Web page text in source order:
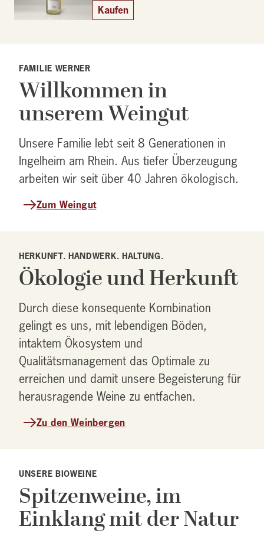
Kaufen
FAMILIE WERNER
Willkommen in
unserem Weingut
Unsere Familie lebt seit 8 Generationen in
Ingelheim am Rhein. Aus tiefer Überzeugung
arbeiten wir seit über 40 Jahren ökologisch.
Zum Weingut
HERKUNFT. HANDWERK. HALTUNG.
Ökologie und Herkunft
Durch diese konsequente Kombination
gelingt es uns, mit lebendigen Böden,
intaktem Ökosystem und
Qualitätsmanagement das Optimale zu
erreichen und damit unsere Begeisterung für
herausragende Weine zu entfachen.
Zu den Weinbergen
UNSERE BIOWEINE
Spitzenweine, im
Einklang mit der Natur